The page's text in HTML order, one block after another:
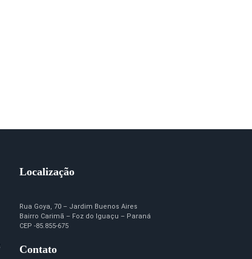
Localização
Rua Goya, 70 – Jardim Buenos Aires
Bairro Carimã – Foz do Iguaçu – Paraná
CEP -85.855-675
Contato